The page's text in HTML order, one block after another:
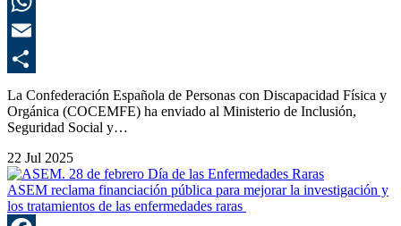
La Confederación Española de Personas con Discapacidad Física y
Orgánica (COCEMFE) ha enviado al Ministerio de Inclusión,
Seguridad Social y…
22 Jul 2025
ASEM reclama financiación pública para mejorar la investigación y
los tratamientos de las enfermedades raras